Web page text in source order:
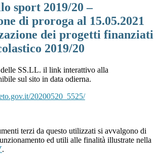
sport 2019/20 –
di proroga al 15.05.2021
dei progetti finanziati
2019/20
delle SS.LL. il link interattivo alla
sul sito in data odierna.
it/20200520_5525/
terzi da questo utilizzati si avvalgono di
ed utili alle finalità illustrate nella
.